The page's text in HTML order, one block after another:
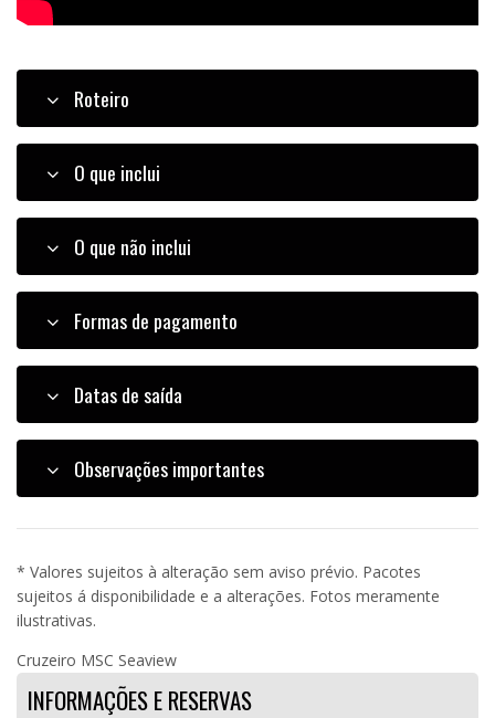
Roteiro
O que inclui
O que não inclui
Formas de pagamento
Datas de saída
Observações importantes
* Valores sujeitos à alteração sem aviso prévio. Pacotes
sujeitos á disponibilidade e a alterações. Fotos meramente
ilustrativas.
Cruzeiro MSC Seaview
INFORMAÇÕES E RESERVAS